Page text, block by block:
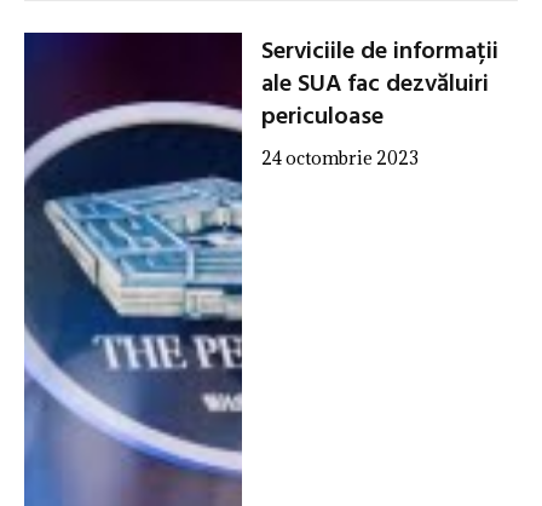
Serviciile de informații
ale SUA fac dezvăluiri
periculoase
24 octombrie 2023